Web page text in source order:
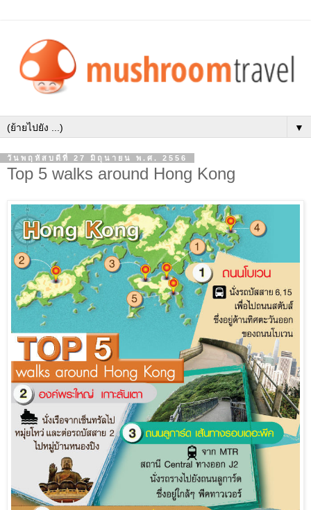
▼
วันพฤหัสบดีที่ 27 มิถุนายน พ.ศ. 2556
Top 5 walks around Hong Kong